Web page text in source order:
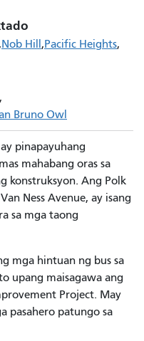
Nob Hill
Pacific Heights
Bruno Owl
pinapayuhang
mahabang oras sa
konstruksyon. Ang Polk
Ness Avenue, ay isang
sa mga taong
mga hintuan ng bus sa
upang maisagawa ang
Project. May
pasahero patungo sa